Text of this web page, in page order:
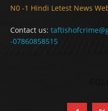
N0 -1 Hindi Letest News
Contact us:
-07860858515